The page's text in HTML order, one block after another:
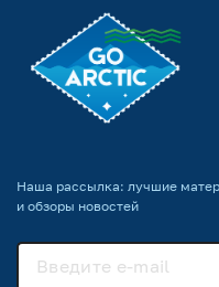
Наша рассылка: лучшие
и обзоры новостей